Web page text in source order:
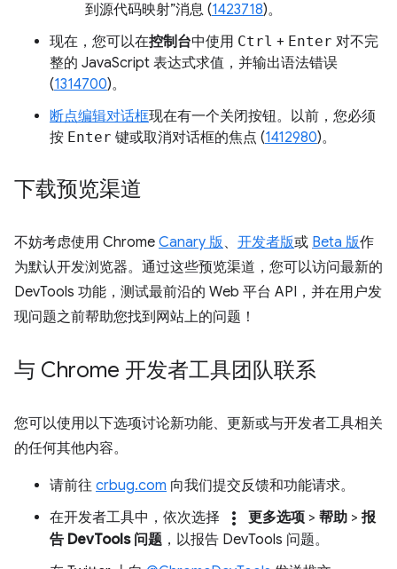
到源代码映射”消息 (1423718)。
现在，您可以在控制台中使用 Ctrl + Enter 对不完
整的 JavaScript 表达式求值，并输出语法错误
(1314700)。
断点编辑对话框现在有一个关闭按钮。以前，您必须
按 Enter 键或取消对话框的焦点 (1412980)。
下载预览渠道
不妨考虑使用 Chrome Canary 版、 开发者版或 Beta 版作
为默认开发浏览器。通过这些预览渠道，您可以访问最新的
DevTools 功能，测试最前沿的 Web 平台 API，并在用户发
现问题之前帮助您找到网站上的问题！
与 Chrome 开发者工具团队联系
您可以使用以下选项讨论新功能、更新或与开发者工具相关
的任何其他内容。
请前往 crbug.com 向我们提交反馈和功能请求。
在开发者工具中，依次选择
more_vert 更多选项 > 帮助 > 报
告 DevTools 问题 ，以报告 DevTools 问题。